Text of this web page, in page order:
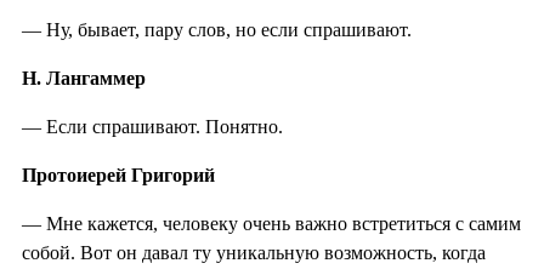
— Ну, бывает, пару слов, но если спрашивают.
Н. Лангаммер
— Если спрашивают. Понятно.
Протоиерей Григорий
— Мне кажется, человеку очень важно встретиться с самим
собой. Вот он давал ту уникальную возможность, когда